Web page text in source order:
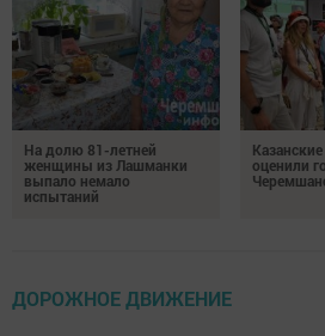
На долю 81-летней
женщины из Лашманки
выпало немало
испытаний
оценили
ДОРОЖНОЕ ДВИЖЕНИЕ